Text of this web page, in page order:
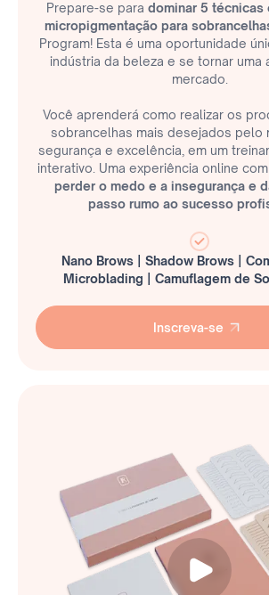
Prepare-se para dominar 5 técnicas
micropigmentação para
Program! Esta é uma oportunidade
indústria da beleza e se tornar uma
mercado.
Você aprenderá como realizar os
sobrancelhas mais desejados pelo
segurança e excelência, em um
interativo. Uma experiência online
perder o medo e a insegurança e
passo rumo ao sucesso
Nano Brows | Shadow Brows |
Microblading | Camuflagem de
Inscreva-se